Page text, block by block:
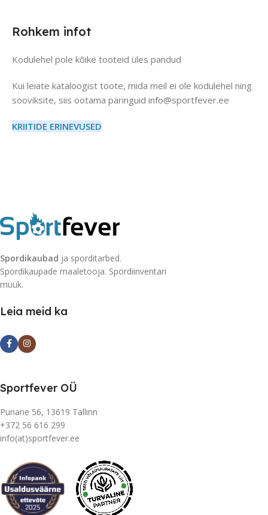
Rohkem infot
Kodulehel pole kõike tooteid üles pandud
Kui leiate kataloogist toote, mida meil ei ole kodulehel ning
sooviksite, siis ootama päringuid info@sportfever.ee
KRIITIDE ERINEVUSED
Spordikaubad ja sporditarbed.
Spordikaupade maaletooja. Spordiinventari
müük.
Leia meid ka
Sportfever OÜ
Punane 56, 13619 Tallinn
+372 56 616 299
info(at)sportfever.ee